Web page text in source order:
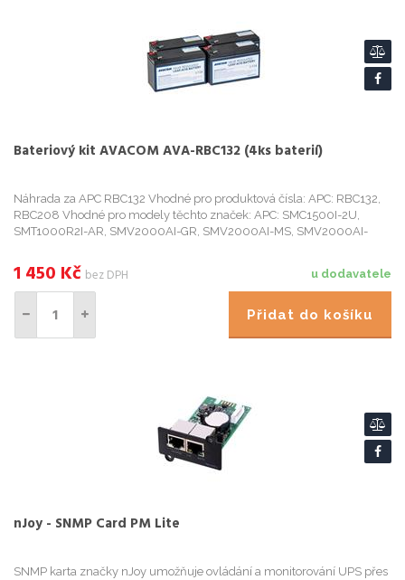
Bateriový kit AVACOM AVA-RBC132 (4ks baterií)
Náhrada za APC RBC132 Vhodné pro produktová čísla: APC: RBC132,
RBC208 Vhodné pro modely těchto značek: APC: SMC1500I-2U,
SMT1000R2I-AR, SMV2000AI-GR, SMV2000AI-MS, SMV2000AI-
Parametry: Rozměry: 4x 15...
u dodavatele
1 450 Kč bez DPH
Přidat do košíku
nJoy - SNMP Card PM Lite
SNMP karta značky nJoy umožňuje ovládání a monitorování UPS přes